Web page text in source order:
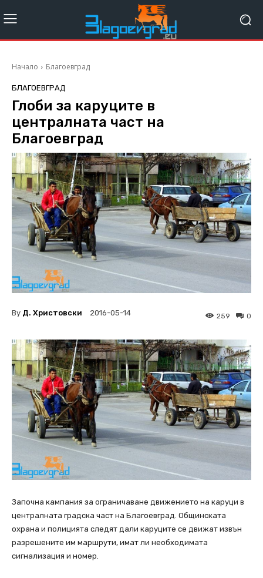
Начало Благоевград
БЛАГОЕВГРАД
Глоби за каруците в
централната част на
Благоевград
By Д. Христовски 2016-05-14 0
259
Започна кампания за ограничаване движението на каруци в
централната градска част на Благоевград. Общинската
охрана и полицията следят дали каруците се движат извън
разрешените им маршрути, имат ли необходимата
сигнализация и номер.